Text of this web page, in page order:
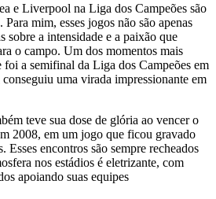
e Liverpool na Liga dos Campeões são
mim, esses jogos não são apenas
sobre a intensidade e a paixão que
o campo. Um dos momentos mais
foi a semifinal da Liga dos Campeões em
uma virada impressionante em
teve sua dose de glória ao vencer o
2008, em um jogo que ficou gravado
Esses encontros são sempre recheados
nos estádios é eletrizante, com
apoiando suas equipes